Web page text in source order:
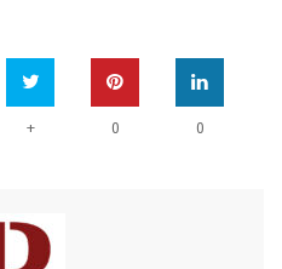
+ 0 0